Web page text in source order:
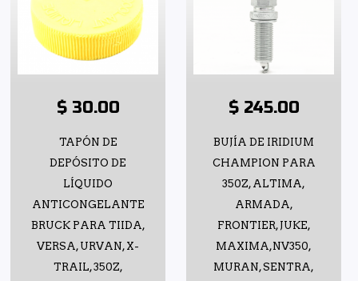
$ 30.00
TAPÓN DE
DEPÓSITO DE
LÍQUIDO
ANTICONGELANTE
BRUCK PARA TIIDA,
VERSA, URVAN, X-
TRAIL, 350Z,
$ 245.00
BUJÍA DE IRIDIUM
CHAMPION PARA
350Z, ALTIMA,
ARMADA,
FRONTIER, JUKE,
MAXIMA,NV350,
MURAN, SENTRA,